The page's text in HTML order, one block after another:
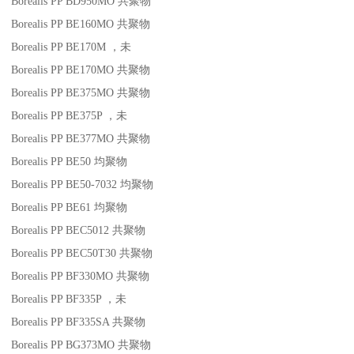
Borealis PP BE160MO 共聚物
Borealis PP BE170M
，未
Borealis PP BE170MO 共聚物
Borealis PP BE375MO 共聚物
Borealis PP BE375P
，未
Borealis PP BE377MO 共聚物
Borealis PP BE50 均聚物
Borealis PP BE50-7032 均聚物
Borealis PP BE61 均聚物
Borealis PP BEC5012 共聚物
Borealis PP BEC50T30 共聚物
Borealis PP BF330MO 共聚物
Borealis PP BF335P
，未
Borealis PP BF335SA 共聚物
Borealis PP BG373MO 共聚物